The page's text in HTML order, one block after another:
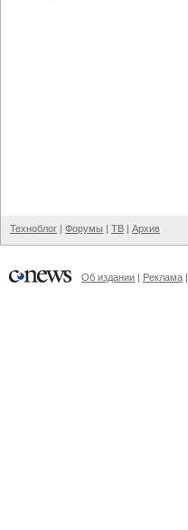
Техноблог | Форумы | ТВ | Архив
Об издании | Реклама |